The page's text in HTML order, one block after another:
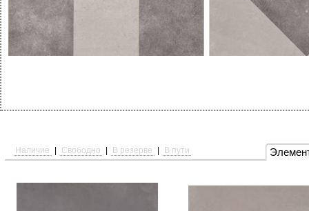
Наличие Свободно В резерве В пути